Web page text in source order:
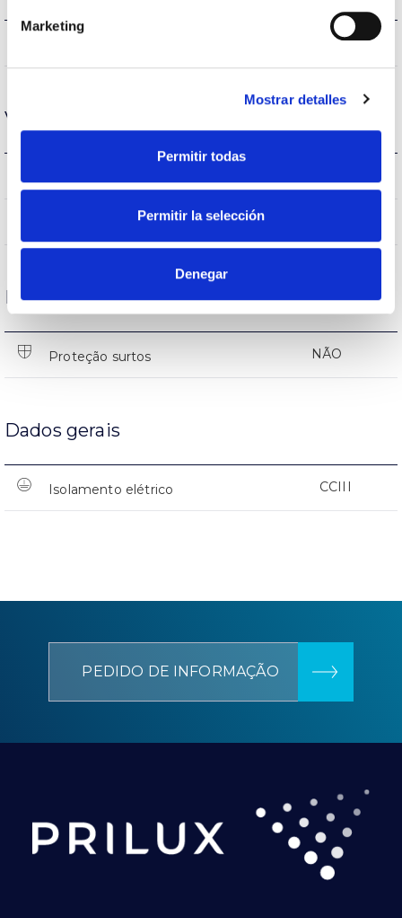
Marketing
Mostrar detalles
Permitir todas
Permitir la selección
Denegar
Vida
(L70B50>)50.000h
Proteções
Proteção surtos NÃO
Dados gerais
Isolamento elétrico CCIII
PEDIDO DE INFORMAÇÃO